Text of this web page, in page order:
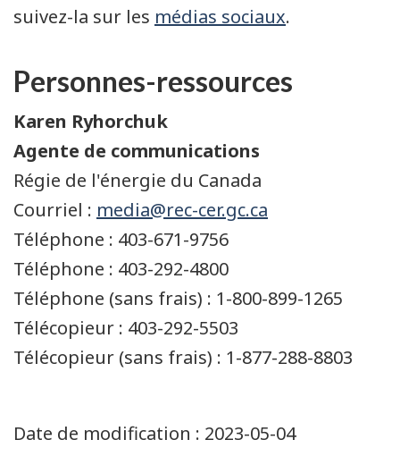
suivez-la sur les médias sociaux.
Personnes-ressources
Karen Ryhorchuk
Agente de communications
Régie de l'énergie du Canada
Courriel : media@rec-cer.gc.ca
Téléphone : 403-671-9756
Téléphone : 403-292-4800
Téléphone (sans frais) : 1-800-899-1265
Télécopieur : 403-292-5503
Télécopieur (sans frais) : 1-877-288-8803
Date de modification : 2023-05-04